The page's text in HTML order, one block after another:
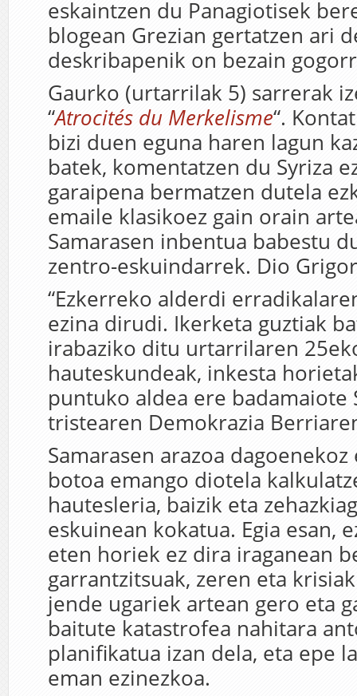
eskaintzen du Panagiotisek
blogean Grezian gertatzen ari
deskribapenik on bezain
Gaurko (urtarrilak 5) sarrerak
“Atrocités du Merkelisme“.
bizi duen eguna haren lagun
batek, komentatzen du Syriza
garaipena bermatzen dutela
emaile klasikoez gain orain
Samarasen inbentua babestu
zentro-eskuindarrek. Dio
“Ezkerreko alderdi
ezina dirudi. Ikerketa guztiak
irabaziko ditu urtarrilaren
hauteskundeak, inkesta
puntuko aldea ere badamaiote
tristearen Demokrazia
Samarasen arazoa
botoa emango diotela
hautesleria, baizik eta
eskuinean kokatua. Egia esan,
eten horiek ez dira iraganean
garrantzitsuak, zeren eta
jende ugariek artean gero eta
baitute katastrofea nahitara
planifikatua izan dela, eta epe
eman ezinezkoa.